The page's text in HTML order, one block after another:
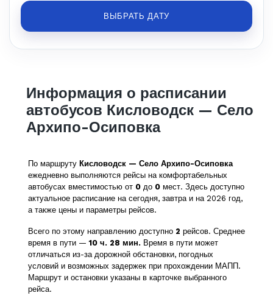
ВЫБРАТЬ ДАТУ
Информация о расписании
автобусов Кисловодск — Село
Архипо-Осиповка
По маршруту Кисловодск — Село Архипо-Осиповка
ежедневно выполняются рейсы на комфортабельных
автобусах вместимостью от 0 до 0 мест. Здесь доступно
актуальное расписание на сегодня, завтра и на 2026 год,
а также цены и параметры рейсов.
Всего по этому направлению доступно 2 рейсов. Среднее
время в пути —10 ч. 28 мин. Время в пути может
отличаться из-за дорожной обстановки, погодных
условий и возможных задержек при прохождении МАПП.
Маршрут и остановки указаны в карточке выбранного
рейса.